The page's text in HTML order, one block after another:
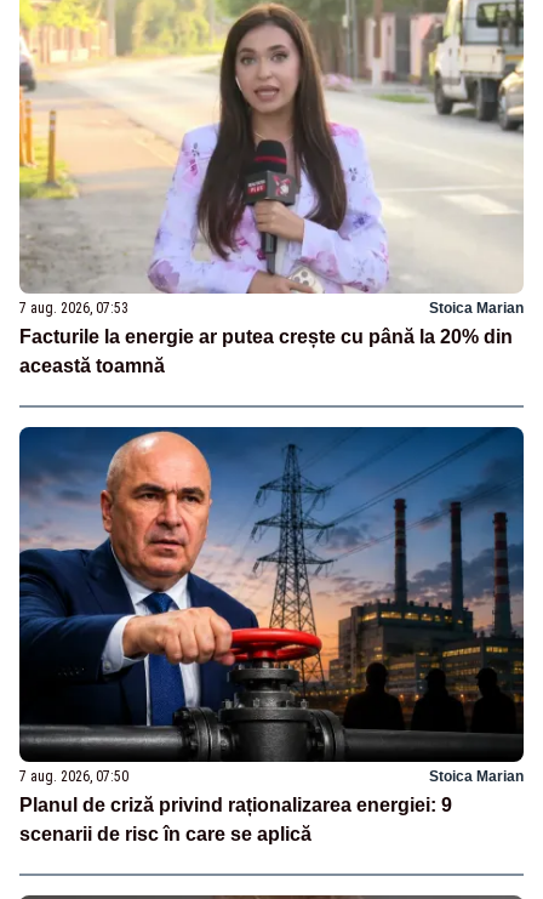
7 aug. 2026, 07:53 Stoica Marian
Facturile la energie ar putea crește cu până la 20% din
această toamnă
7 aug. 2026, 07:50 Stoica Marian
Planul de criză privind raționalizarea energiei: 9
scenarii de risc în care se aplică